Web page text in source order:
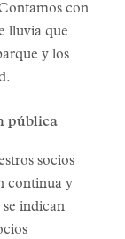
con
lluvia que
y los
pública
socios
continua y
indican